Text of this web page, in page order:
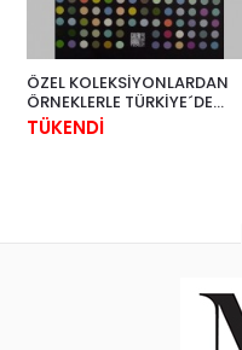
ÖZEL KOLEKSİYONLARDAN
ÖRNEKLERLE TÜRKİYE´DE
SANAT KOLEKSİYONCULUĞU
TÜKENDİ